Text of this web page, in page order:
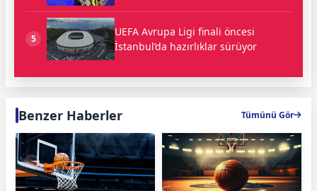
5
UEFA Avrupa Ligi finali öncesi
İstanbul’da hazırlıklar sürüyor
Benzer Haberler Tümünü Gör